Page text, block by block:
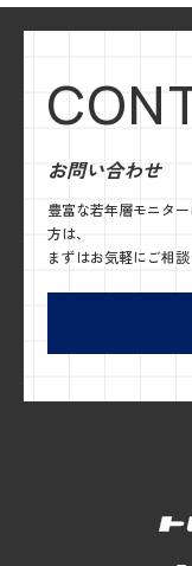
お問い合わせ
豊富な若年層モニタ
方は、
まずはお気軽にご相談